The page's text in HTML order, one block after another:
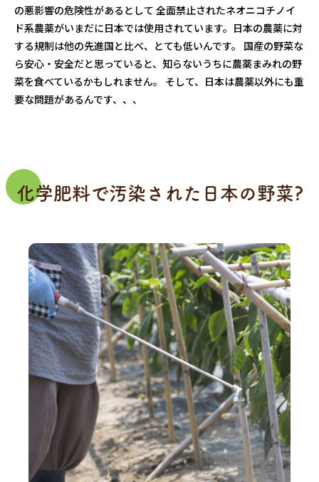
の悪影響の危険性があるとして 全面禁止されたネオニコチノイ
ド系農薬がいまだに日本では使用されています。日本の農薬に対
する規制は他の先進国と比べ、とても低いんです。 国産の野菜な
ら安心・安全だと思っていると、知らないうちに農薬まみれの野
菜を食べているかもしれません。 そして、日本は農薬以外にも重
要な問題があるんです、、、
化学肥料で汚染された日本の野菜?